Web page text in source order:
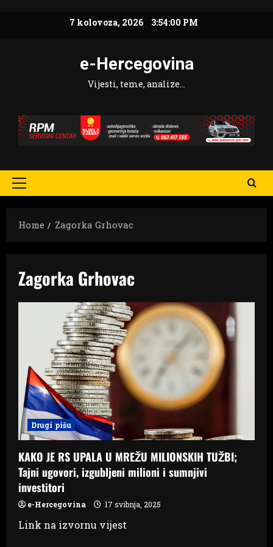
7 kolovoza, 2026 3:54:01 PM
e-Hercegovina
Vijesti, teme, analize…
Primary
Home
Zagorka Grhovac
Zagorka Grhovac
Drugi pišu
KAKO JE RS UPALA U MREŽU MILIONSKIH TUŽBI;
Tajni ugovori, izgubljeni milioni i sumnjivi
investitori
e-Hercegovina 17 svibnja, 2025
Link na izvornu vijest